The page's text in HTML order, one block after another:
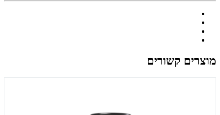
מוצרים קשורים